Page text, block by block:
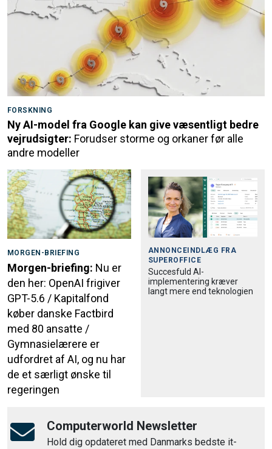
FORSKNING
Ny AI-model fra Google kan give væsentligt bedre
vejrudsigter: Forudser storme og orkaner før alle
andre modeller
MORGEN-BRIEFING
Morgen-briefing: Nu er
den her: OpenAI frigiver
GPT-5.6 / Kapitalfond
køber danske Factbird
med 80 ansatte /
Gymnasielærere er
udfordret af AI, og nu har
de et særligt ønske til
regeringen
ANNONCEINDLÆG FRA
SUPEROFFICE
Succesfuld AI-
implementering kræver
langt mere end teknologien
Computerworld Newsletter
Hold dig opdateret med Danmarks bedste it-